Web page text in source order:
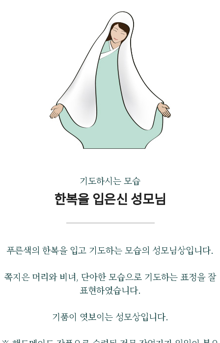
기도하시는 모습
한복을 입은신 성모님
푸른색의 한복을 입고 기도하는 모습의 성모님상입니다.
쪽지은 머리와 비녀, 단아한 모습으로 기도하는 표정을 잘
표현하였습니다.
기품이 엿보이는 성모상입니다.